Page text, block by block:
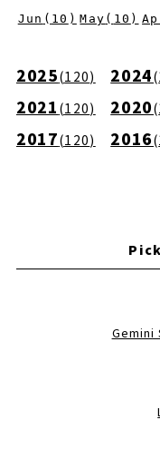
Jun ( 10 ) May ( 10 )
2025(120) 2024(
2021 (120) 2020(
2017(120) 2016(
Gemini